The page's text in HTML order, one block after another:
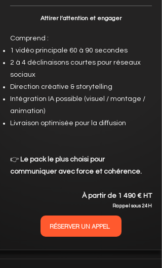
Attirer l’attention et engager
Comprend :
1 vidéo principale 60 à 90 secondes
2 à 4 déclinaisons courtes pour réseaux
sociaux
Direction créative & storytelling
Intégration IA possible (visuel / montage /
animation)
Livraison optimisée pour la diffusion
👉 Le pack le plus choisi pour
communiquer avec force et cohérence.
À partir de 1 490 € HT
Rappel sous 24H
RÉSERVER UN APPEL